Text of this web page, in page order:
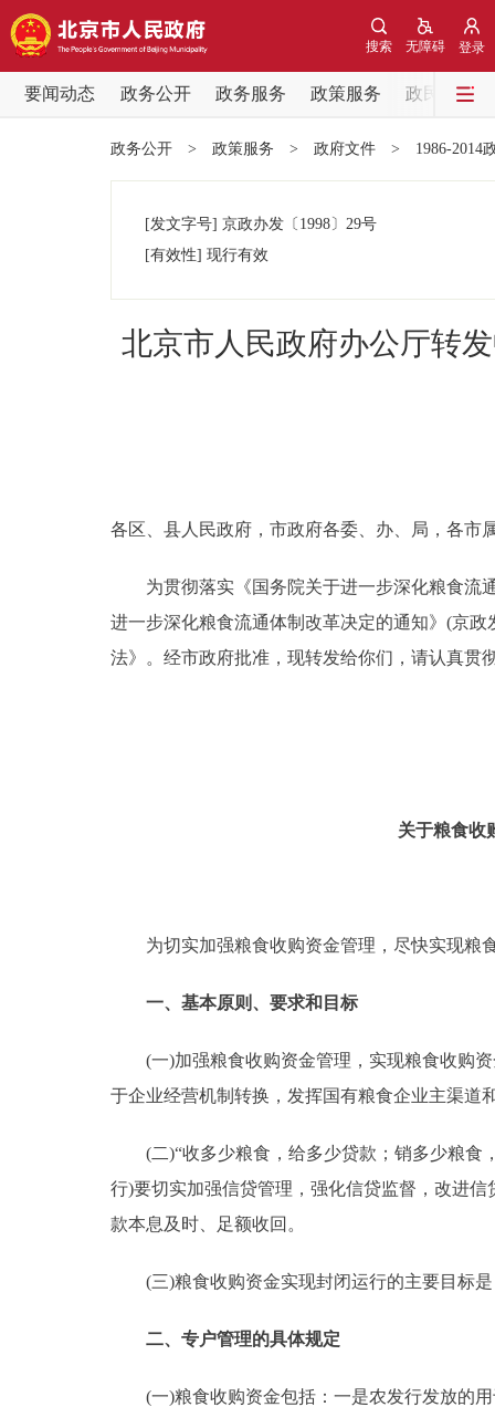
登录
无障碍
搜索
要闻动态 政务公开 政务服务 政策服务
政民互动
党中央精神
政务服务
个人服务
北京概况
绿色北京
DEUTSCH
ESPAÑOL
政务公开 > 政策服务 > 政府文件 > 1986-2014
[发文字号] 京政办发 〔1998〕 29号
[有效性] 现行有效
北京市人民政府办公厅转
各区、县人民政府，市政府各委、办、局，各市
为贯彻落实《国务院关于进一步深化粮食流通
进一步深化粮食流通体制改革决定的通知》(京
法》。经市政府批准，现转发给你们，请认真贯
关于粮食收
为切实加强粮食收购资金管理，尽快实现粮
一、基本原则、要求和目标
(一)加强粮食收购资金管理，实现粮食收购资
于企业经营机制转换，发挥国有粮食企业主渠道
(二)“收多少粮食，给多少贷款；销多少粮食
行)要切实加强信贷管理，强化信贷监督，改进
款本息及时、足额收回。
(三)粮食收购资金实现封闭运行的主要目标是
二、专户管理的具体规定
(一)粮食收购资金包括：一是农发行发放的用